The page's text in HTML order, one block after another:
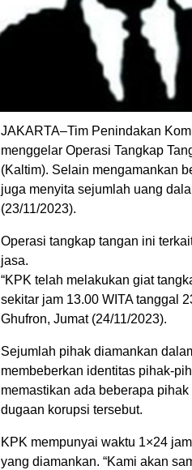
JAKARTA–Tim Penindakan
menggelar Operasi Tangkap
(Kaltim). Selain mengamankan
juga menyita sejumlah uang
(23/11/2023).
Operasi tangkap tangan ini
jasa.
“KPK telah melakukan giat
sekitar jam 13.00 WITA tanggal
Ghufron, Jumat (24/11/2023).
Sejumlah pihak diamankan
membeberkan identitas pihak-
memastikan ada beberapa
dugaan korupsi tersebut.
KPK mempunyai waktu 1×24
yang diamankan. “Kami akan